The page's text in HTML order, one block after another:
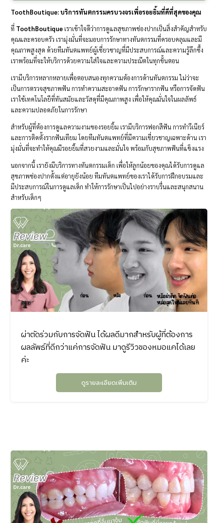
ToothBoutique: บริการทันตกรรมครบวงจรเพื่อรอยยิ้มที่ดีที่สุดของคุณ
ที่ ToothBoutique เราเข้าใจดีว่าการดูแลสุขภาพช่องปากเป็นสิ่งสำคัญสำหรับ
คุณและครอบครัว เรามุ่งมั่นที่จะมอบการรักษาทางทันตกรรมที่ครอบคลุมและมี
คุณภาพสูงสุด ด้วยทีมทันตแพทย์ผู้เชี่ยวชาญที่มีประสบการณ์และความรู้ลึกซึ้ง
เราพร้อมที่จะให้บริการด้วยความใส่ใจและความประณีตในทุกขั้นตอน
เรามีบริการหลากหลายเพื่อตอบสนองทุกความต้องการด้านทันตกรรม ไม่ว่าจะ
เป็นการตรวจสุขภาพฟัน การทำความสะอาดฟัน การรักษารากฟัน หรือการจัดฟัน
เราใช้เทคโนโลยีที่ทันสมัยและวัสดุที่มีคุณภาพสูง เพื่อให้คุณมั่นใจในผลลัพธ์
และความปลอดภัยในการรักษา
สำหรับผู้ที่ต้องการดูแลความงามของรอยยิ้ม เรามีบริการฟอกสีฟัน การทำวีเนียร์
และการติดตั้งรากฟันเทียม โดยทีมทันตแพทย์ที่มีความเชี่ยวชาญเฉพาะด้าน เรา
มุ่งมั่นที่จะทำให้คุณมีรอยยิ้มที่สวยงามและมั่นใจ พร้อมกับสุขภาพฟันที่แข็งแรง
นอกจากนี้ เรายังมีบริการทางทันตกรรมเด็ก เพื่อให้ลูกน้อยของคุณได้รับการดูแล
สุขภาพช่องปากตั้งแต่อายุยังน้อย ทีมทันตแพทย์ของเราได้รับการฝึกอบรมและ
มีประสบการณ์ในการดูแลเด็ก ทำให้การรักษาเป็นไปอย่างราบรื่นและสนุกสนาน
สำหรับเด็กๆ
ผ่าตัดร่วมกับการจัดฟัน ได้ผลดีมากสำหรับผู้ที่ต้องการ
ผลลัพธ์ที่ดีกว่าแค่การจัดฟัน มาดูรีวิวของหมอแคได้เลย
ค่ะ
ดูรายละเอียดเพิ่มเติม